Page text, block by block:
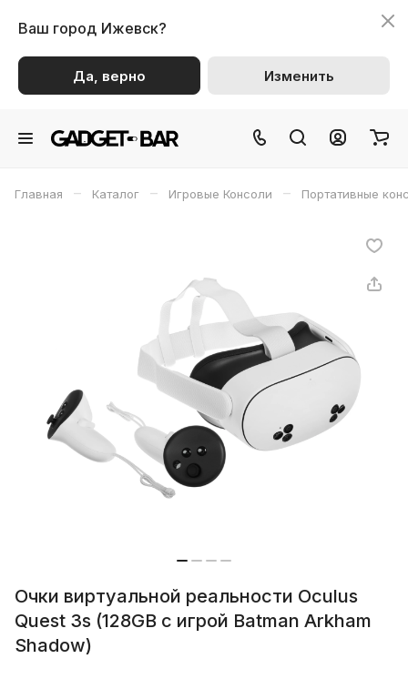
Ваш город Ижевск?
Да, верно Изменить
Главная – Каталог – Игровые Консоли – Портативные
Очки виртуальной реальности Oculus
Quest 3s (128GB с игрой Batman Arkham
Shadow)